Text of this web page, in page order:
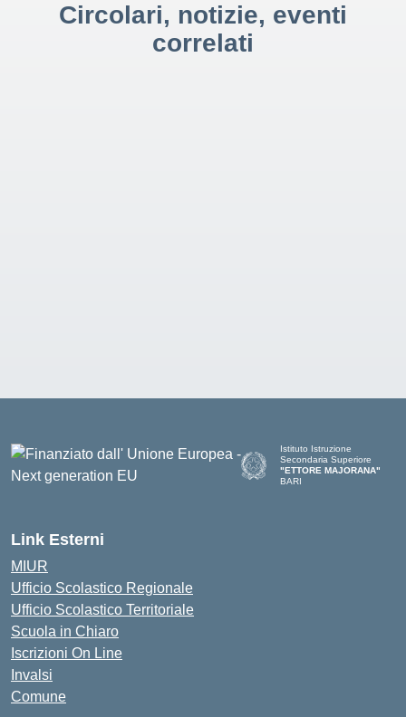
Circolari, notizie, eventi
correlati
Istituto Istruzione
Secondaria Superiore
"ETTORE MAJORANA"
BARI
Link Esterni
MIUR
Ufficio Scolastico Regionale
Ufficio Scolastico Territoriale
Scuola in Chiaro
Iscrizioni On Line
Invalsi
Comune